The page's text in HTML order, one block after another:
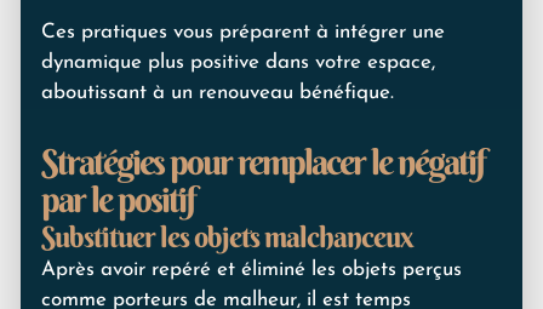
Ces pratiques vous préparent à intégrer une
dynamique plus positive dans votre espace,
aboutissant à un renouveau bénéfique.
Stratégies pour remplacer le négatif
par le positif
Substituer les objets malchanceux
Après avoir repéré et éliminé les objets perçus
comme porteurs de malheur, il est temps